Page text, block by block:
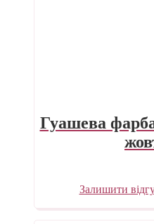
Гуашева
Залишити